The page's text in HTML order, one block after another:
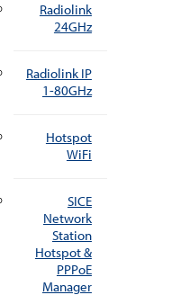
Radiolink
24GHz
Radiolink IP
1-80GHz
Hotspot
WiFi
SICE
Network
Station
Hotspot &
PPPoE
Manager